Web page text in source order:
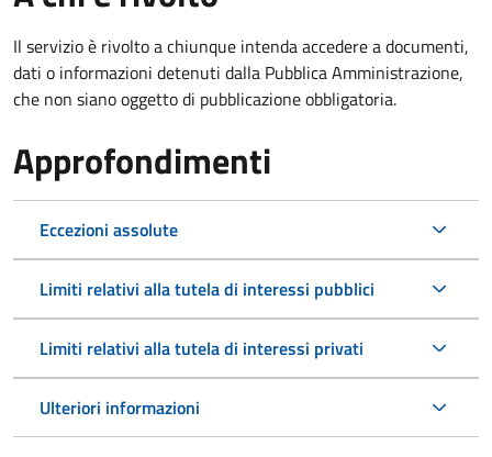
Il servizio è rivolto a chiunque intenda accedere a documenti,
dati o informazioni detenuti dalla Pubblica Amministrazione,
che non siano oggetto di pubblicazione obbligatoria.
Approfondimenti
Eccezioni assolute
Limiti relativi alla tutela di interessi pubblici
Limiti relativi alla tutela di interessi privati
Ulteriori informazioni